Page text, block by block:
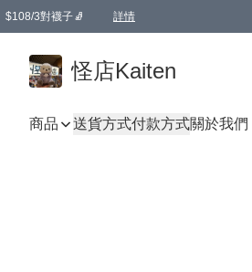
$108/3對襪子🧦 詳情
怪店Kaiten
商品 送貨方式付款方式關於我們